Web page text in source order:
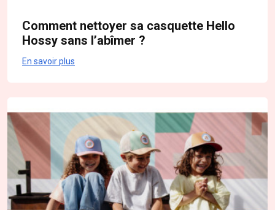
Comment nettoyer sa casquette Hello
Hossy sans l’abîmer ?
En savoir plus